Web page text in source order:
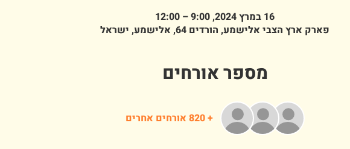
16 במרץ 2024, 9:00 – 12:00
פארק ארץ הצבי אלישמע, הורדים 64, אלישמע, ישראל
מספר אורחים
+ 820 אורחים אחרים